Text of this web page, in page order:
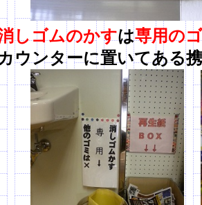
しゴムのかすは専用の
置いてある携帯用